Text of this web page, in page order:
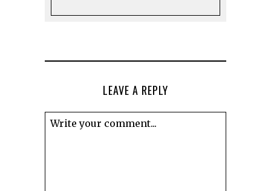
LEAVE A REPLY